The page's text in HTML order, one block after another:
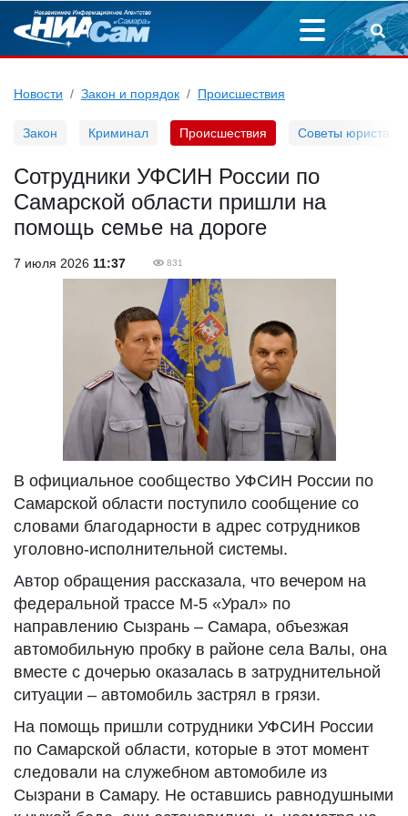
Новости Закон и порядок Происшествия
Закон Криминал Происшествия Советы юриста
Сотрудники УФСИН России по
Самарской области пришли на
помощь семье на дороге
7 июля 2026 11:37 831
В официальное сообщество УФСИН России по
Самарской области поступило сообщение со
словами благодарности в адрес сотрудников
уголовно-исполнительной системы.
Автор обращения рассказала, что вечером на
федеральной трассе М-5 «Урал» по
направлению Сызрань – Самара, объезжая
автомобильную пробку в районе села Валы, она
вместе с дочерью оказалась в затруднительной
ситуации – автомобиль застрял в грязи.
На помощь пришли сотрудники УФСИН России
по Самарской области, которые в этот момент
следовали на служебном автомобиле из
Сызрани в Самару. Не оставшись равнодушными